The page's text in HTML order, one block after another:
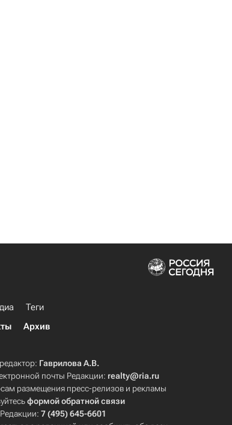
Теги
Архив
Гаврилова А.В.
почты Редакции: realty@ria.ru
размещения пресс-релизов и рекламы
формой обратной связи
7 (495) 645-6601